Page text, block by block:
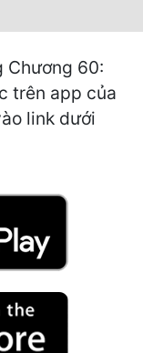
Chương 60:
trên app của
link dưới